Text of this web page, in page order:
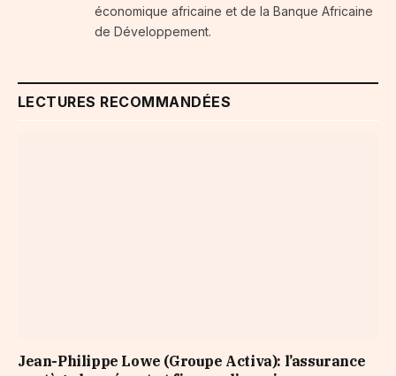
économique africaine et de la Banque Africaine
de Développement.
LECTURES RECOMMANDÉES
Jean-Philippe Lowe (Groupe Activa): l’assurance